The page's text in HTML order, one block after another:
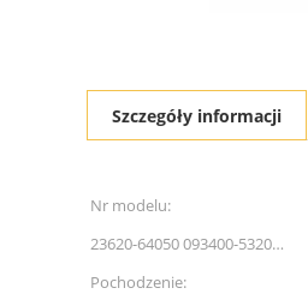
Szczegóły informacji
Nr modelu:
23620-64050 093400-5320
Łożysko kg:
Pochodzenie: